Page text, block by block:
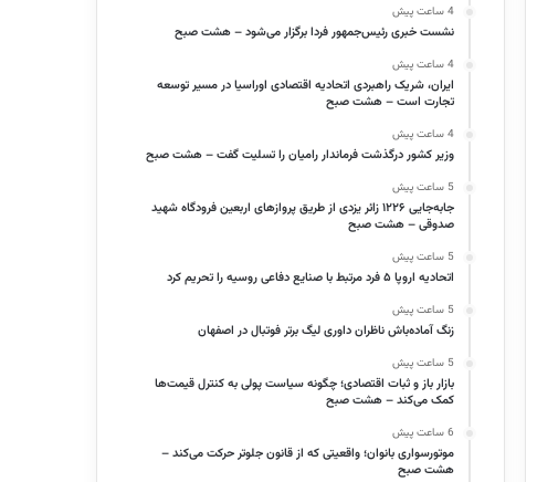
4 ساعت پیش
نشست خبری رئیس‌جمهور فردا برگزار می‌شود – هشت صبح
4 ساعت پیش
ایران، شریک راهبردی اتحادیه اقتصادی اوراسیا در مسیر توسعه
تجارت است – هشت صبح
4 ساعت پیش
وزیر کشور درگذشت فرماندار رامیان را تسلیت گفت – هشت صبح
5 ساعت پیش
جابه‌جایی ۱۲۲۶ زائر یزدی از طریق پروازهای اربعین فرودگاه شهید
صدوقی – هشت صبح
5 ساعت پیش
اتحادیه اروپا ۵ فرد مرتبط با صنایع دفاعی روسیه را تحریم کرد
5 ساعت پیش
زنگ آماده‌باش ناظران داوری لیگ برتر فوتبال در اصفهان
5 ساعت پیش
بازار باز و ثبات اقتصادی؛ چگونه سیاست پولی به کنترل قیمت‌ها
کمک می‌کند – هشت صبح
6 ساعت پیش
موتورسواری بانوان؛ واقعیتی که از قانون جلوتر حرکت می‌کند –
هشت صبح